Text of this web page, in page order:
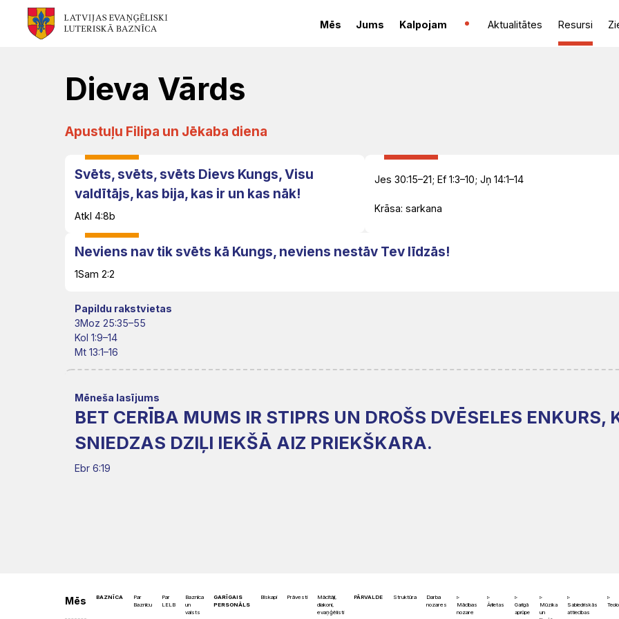
Mēs
personāls
Pārvalde
LELB
organizācijas
Dievnami
Jums
draudzi
Garīgais
atbalsts
Ģimenēm
un
Iepazīsti
kristietību
Kalpojam
atbalsts
(Diakonija)
Rekolekcijas
Kapelānu
Misija
Aktualitātes
kalendārs
Apmācības
un
Resursi
Fotogalerija
Video
un
audio
Rīts
Draudzēm
Dieva Vārds
Apustuļu Filipa un Jēkaba diena
Svēts, svēts, svēts Dievs Kungs, Visu
valdītājs, kas bija, kas ir un kas nāk!
Atkl 4:8b
Jes 30:15–21; Ef 1:3–10; Jņ 14:1–14
Krāsa: sarkana
Neviens nav tik svēts kā Kungs, neviens nestāv Tev līdzās!
1Sam 2:2
Papildu rakstvietas
3Moz 25:35–55
Kol 1:9–14
Mt 13:1–16
Mēneša lasījums
BET CERĪBA MUMS IR STIPRS UN DROŠS DVĒSELES ENKURS,
SNIEDZAS DZIĻI IEKŠĀ AIZ PRIEKŠKARA.
Ebr 6:19
Mēs BAZNĪCA
Par
Baznīcu
Par
LELB
Baznīca
un
valsts
GARĪGAIS
PERSONĀLS
Bīskapi Prāvesti
Mācītāji,
diakoni,
evaņģēlisti
PĀRVALDE Struktūra
Darba
nozares
Mācības
nozare
Ārlietas
Garīgā
aprūpe
Mūzika
un
Sabiedriskās
attiecības